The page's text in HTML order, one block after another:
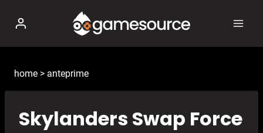
contenuto
home > anteprime
Skylanders Swap Force